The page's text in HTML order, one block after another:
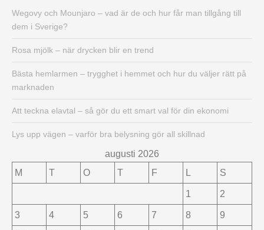
Wegovy och Mounjaro – vad är de och hur får man tillgång till
dem i Sverige?
Rosa mjölk – när drycken blir en trend
Bästa hemlarmen – trygghet i hemmet och hur du väljer rätt på
marknaden
Att teckna elavtal – så gör du ett smart val för din ekonomi
Lys upp vägen – varför bra belysning gör all skillnad
augusti 2026
M
T O T F L S
1 2
3 4 5 6 7 8 9